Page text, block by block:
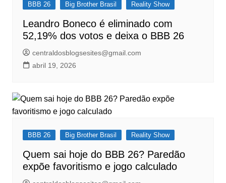
BBB 26 Big Brother Brasil Reality Show
Leandro Boneco é eliminado com
52,19% dos votos e deixa o BBB 26
centraldosblogsesites@gmail.com
abril 19, 2026
BBB 26 Big Brother Brasil Reality Show
Quem sai hoje do BBB 26? Paredão
expõe favoritismo e jogo calculado